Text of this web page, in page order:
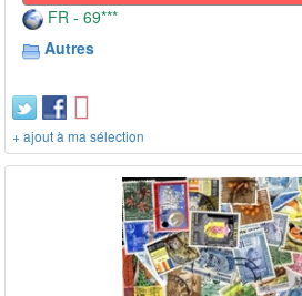
FR - 69***
Autres
+ ajout à ma sélection